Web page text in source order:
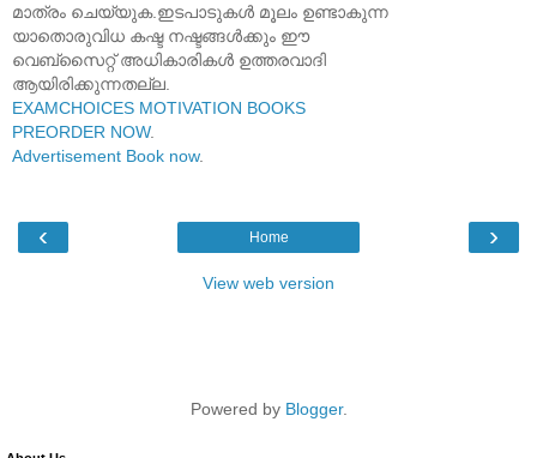
മാത്രം ചെയ്യുക.ഇടപാടുകൾ മൂലം ഉണ്ടാകുന്ന
യാതൊരുവിധ കഷ്ട നഷ്ടങ്ങൾക്കും ഈ
വെബ്സൈറ്റ് അധികാരികൾ ഉത്തരവാദി
ആയിരിക്കുന്നതല്ല.
EXAMCHOICES MOTIVATION BOOKS
PREORDER NOW.
Advertisement Book now.
‹ ›
Home
View web version
Powered by Blogger.